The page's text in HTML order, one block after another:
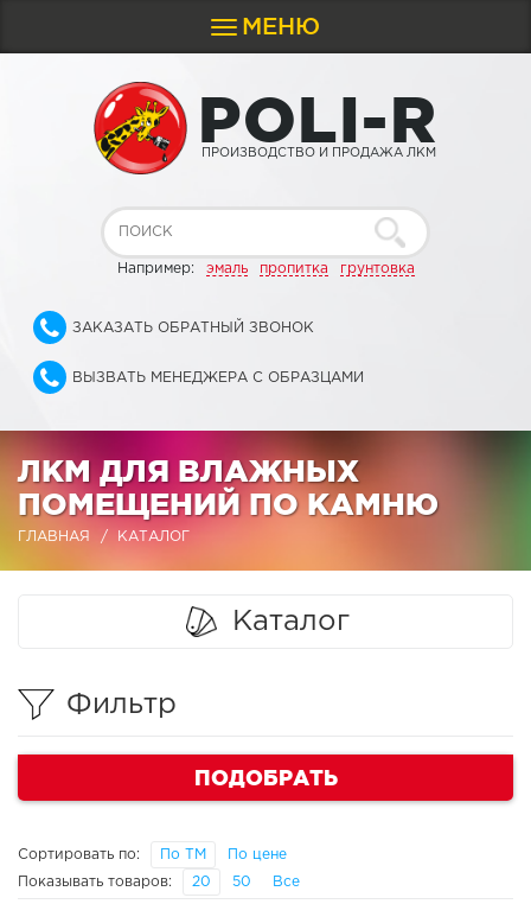
Toggle
navigation
МЕНЮ
POLI-R
ПРОИЗВОДСТВО И ПРОДАЖА ЛКМ
Например: эмаль пропитка грунтовка
ЗАКАЗАТЬ ОБРАТНЫЙ ЗВОНОК
ВЫЗВАТЬ МЕНЕДЖЕРА С ОБРАЗЦАМИ
ЛКМ ДЛЯ ВЛАЖНЫХ
ПОМЕЩЕНИЙ ПО КАМНЮ
ГЛАВНАЯ КАТАЛОГ
Каталог
Фильтр
ПОДОБРАТЬ
Сортировать по: По ТМ По цене
Показывать товаров: 20 50 Все